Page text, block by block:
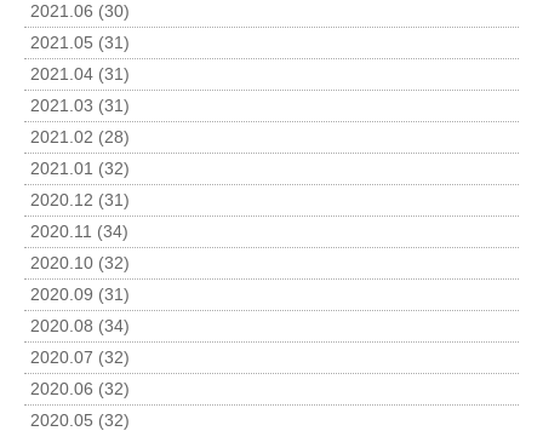
2021.06 (30)
2021.05 (31)
2021.04 (31)
2021.03 (31)
2021.02 (28)
2021.01 (32)
2020.12 (31)
2020.11 (34)
2020.10 (32)
2020.09 (31)
2020.08 (34)
2020.07 (32)
2020.06 (32)
2020.05 (32)